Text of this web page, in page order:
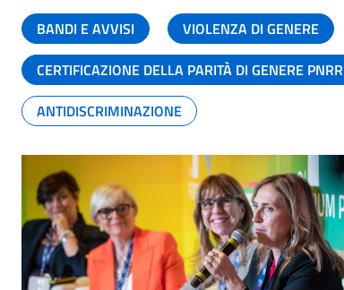
BANDI E AVVISI VIOLENZA DI GENERE
CERTIFICAZIONE DELLA PARITÀ DI GENERE PNRR
ANTIDISCRIMINAZIONE